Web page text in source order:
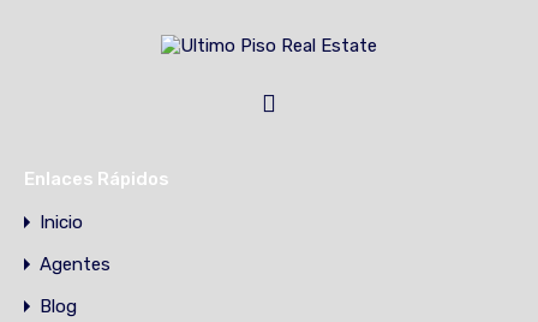
Enlaces Rápidos
Inicio
Agentes
Blog